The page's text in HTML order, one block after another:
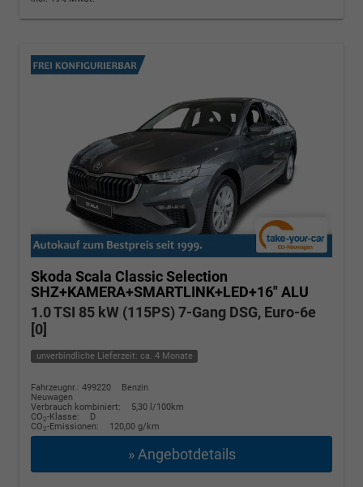
Skoda Scala Classic Selection
SHZ+KAMERA+SMARTLINK+LED+16" ALU
1.0 TSI 85 kW (115PS) 7-Gang DSG, Euro-6e
[0]
unverbindliche Lieferzeit: ca. 4 Monate
Fahrzeugnr.: 499220
Benzin
Neuwagen
Verbrauch kombiniert:
5,30 l/100km
CO2-Klasse:
D
CO2-Emissionen: 120,00 g/km
» Angebotdetails